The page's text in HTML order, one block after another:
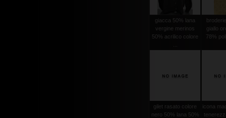
giacca 50% lana
vergine merinos
50% acrilico colore
giallo
78%
gilet rasato colore
nero 50% lana 50%
icona